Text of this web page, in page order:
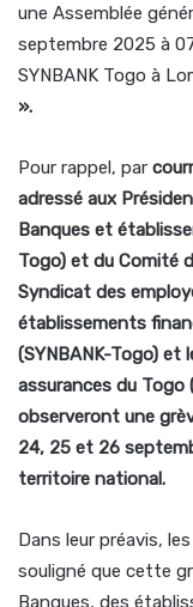
une Assemblée
septembre 2025 à
SYNBANK Togo à
».
Pour rappel, par
adressé aux
Banques et
Togo) et du Comité
Syndicat des
établissements
(SYNBANK-Togo)
assurances du Togo
observeront une
24, 25 et 26
territoire national.
Dans leur préavis,
souligné que cette
Banques, des